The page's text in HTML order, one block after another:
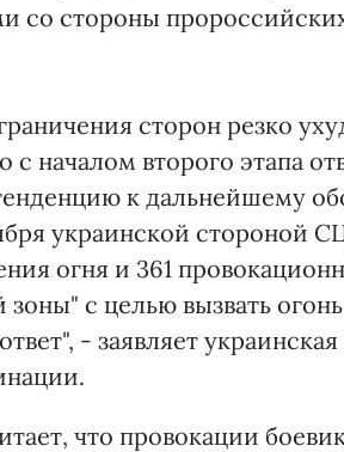
со стороны
сторон резко
с началом второго этапа
к дальнейшему
украинской стороной
огня и 361
с целью вызвать
- заявляет
что провокации